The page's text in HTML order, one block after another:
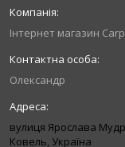
Інтернет магазин
Олександр
вулиця Ярослава
Ковель, Україна